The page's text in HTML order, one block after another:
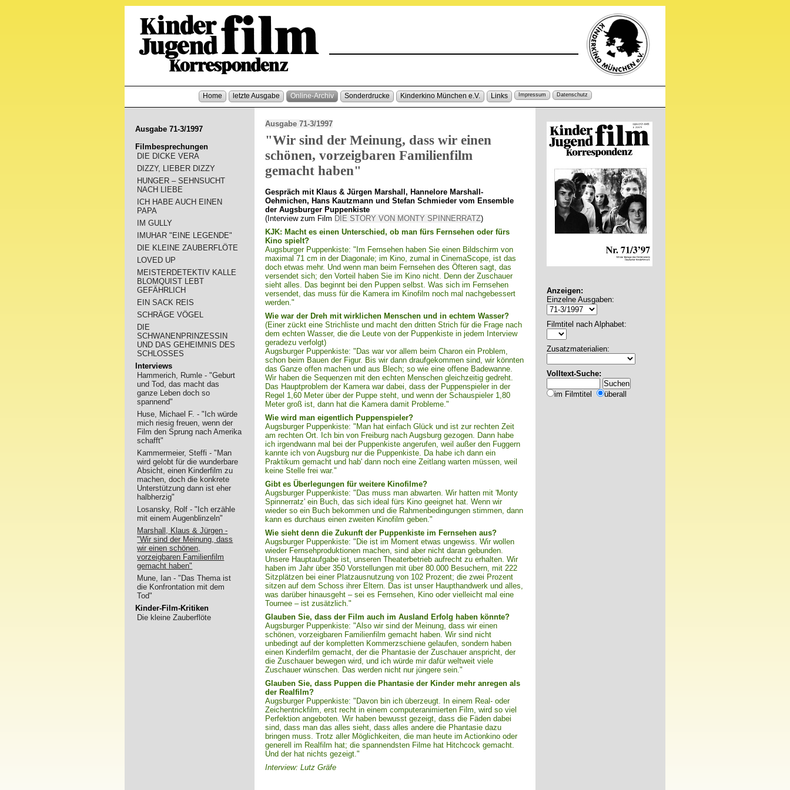
Home letzte Ausgabe Online-Archiv Sonderdrucke Kinderkino München e.V. Links Impressum Datenschutz
Ausgabe 71-3/1997
"Wir sind der Meinung, dass wir einen
schönen, vorzeigbaren Familienfilm
gemacht haben"
Gespräch mit Klaus & Jürgen Marshall, Hannelore Marshall-
Oehmichen, Hans Kautzmann und Stefan Schmieder vom Ensemble
der Augsburger Puppenkiste
(Interview zum Film DIE STORY VON MONTY SPINNERRATZ)
KJK: Macht es einen Unterschied, ob man fürs Fernsehen oder fürs
Kino spielt?
Augsburger Puppenkiste: "Im Fernsehen haben Sie einen Bildschirm von
maximal 71 cm in der Diagonale; im Kino, zumal in CinemaScope, ist das
doch etwas mehr. Und wenn man beim Fernsehen des Öfteren sagt, das
versendet sich; den Vorteil haben Sie im Kino nicht. Denn der Zuschauer
sieht alles. Das beginnt bei den Puppen selbst. Was sich im Fernsehen
versendet, das muss für die Kamera im Kinofilm noch mal nachgebessert
werden."
Wie war der Dreh mit wirklichen Menschen und in echtem Wasser?
(Einer zückt eine Strichliste und macht den dritten Strich für die Frage nach
dem echten Wasser, die die Leute von der Puppenkiste in jedem Interview
geradezu verfolgt)
Augsburger Puppenkiste: "Das war vor allem beim Charon ein Problem,
schon beim Bauen der Figur. Bis wir dann draufgekommen sind, wir könnten
das Ganze offen machen und aus Blech; so wie eine offene Badewanne.
Wir haben die Sequenzen mit den echten Menschen gleichzeitig gedreht.
Das Hauptproblem der Kamera war dabei, dass der Puppenspieler in der
Regel 1,60 Meter über der Puppe steht, und wenn der Schauspieler 1,80
Meter groß ist, dann hat die Kamera damit Probleme."
Wie wird man eigentlich Puppenspieler?
Augsburger Puppenkiste: "Man hat einfach Glück und ist zur rechten Zeit
am rechten Ort. Ich bin von Freiburg nach Augsburg gezogen. Dann habe
ich irgendwann mal bei der Puppenkiste angerufen, weil außer den Fuggern
kannte ich von Augsburg nur die Puppenkiste. Da habe ich dann ein
Praktikum gemacht und hab' dann noch eine Zeitlang warten müssen, weil
keine Stelle frei war."
Gibt es Überlegungen für weitere Kinofilme?
Augsburger Puppenkiste: "Das muss man abwarten. Wir hatten mit 'Monty
Spinnerratz' ein Buch, das sich ideal fürs Kino geeignet hat. Wenn wir
wieder so ein Buch bekommen und die Rahmenbedingungen stimmen, dann
kann es durchaus einen zweiten Kinofilm geben."
Wie sieht denn die Zukunft der Puppenkiste im Fernsehen aus?
Augsburger Puppenkiste: "Die ist im Moment etwas ungewiss. Wir wollen
wieder Fernsehproduktionen machen, sind aber nicht daran gebunden.
Unsere Hauptaufgabe ist, unseren Theaterbetrieb aufrecht zu erhalten. Wir
haben im Jahr über 350 Vorstellungen mit über 80.000 Besuchern, mit 222
Sitzplätzen bei einer Platzausnutzung von 102 Prozent; die zwei Prozent
sitzen auf dem Schoss ihrer Eltern. Das ist unser Haupthandwerk und alles,
was darüber hinausgeht – sei es Fernsehen, Kino oder vielleicht mal eine
Tournee – ist zusätzlich."
Glauben Sie, dass der Film auch im Ausland Erfolg haben könnte?
Augsburger Puppenkiste: "Also wir sind der Meinung, dass wir einen
schönen, vorzeigbaren Familienfilm gemacht haben. Wir sind nicht
unbedingt auf der kompletten Kommerzschiene gelaufen, sondern haben
einen Kinderfilm gemacht, der die Phantasie der Zuschauer anspricht, der
die Zuschauer bewegen wird, und ich würde mir dafür weltweit viele
Zuschauer wünschen. Das werden nicht nur jüngere sein."
Glauben Sie, dass Puppen die Phantasie der Kinder mehr anregen als
der Realfilm?
Augsburger Puppenkiste: "Davon bin ich überzeugt. In einem Real- oder
Zeichentrickfilm, erst recht in einem computeranimierten Film, wird so viel
Perfektion angeboten. Wir haben bewusst gezeigt, dass die Fäden dabei
sind, dass man das alles sieht, dass alles andere die Phantasie dazu
bringen muss. Trotz aller Möglichkeiten, die man heute im Actionkino oder
generell im Realfilm hat; die spannendsten Filme hat Hitchcock gemacht.
Und der hat nichts gezeigt."
Interview: Lutz Gräfe
Ausgabe 71-3/1997
Filmbesprechungen
DIE DICKE VERA
DIZZY, LIEBER DIZZY
HUNGER – SEHNSUCHT
NACH LIEBE
ICH HABE AUCH EINEN
PAPA
IM GULLY
IMUHAR "EINE LEGENDE"
DIE KLEINE ZAUBERFLÖTE
LOVED UP
MEISTERDETEKTIV KALLE
BLOMQUIST LEBT
GEFÄHRLICH
EIN SACK REIS
SCHRÄGE VÖGEL
DIE
SCHWANENPRINZESSIN
UND DAS GEHEIMNIS DES
SCHLOSSES
Interviews
Hammerich, Rumle - "Geburt
und Tod, das macht das
ganze Leben doch so
spannend"
Huse, Michael F. - "Ich würde
mich riesig freuen, wenn der
Film den Sprung nach Amerika
schafft"
Kammermeier, Steffi - "Man
wird gelobt für die wunderbare
Absicht, einen Kinderfilm zu
machen, doch die konkrete
Unterstützung dann ist eher
halbherzig"
Losansky, Rolf - "Ich erzähle
mit einem Augenblinzeln"
Marshall, Klaus & Jürgen -
"Wir sind der Meinung, dass
wir einen schönen,
vorzeigbaren Familienfilm
gemacht haben"
Mune, Ian - "Das Thema ist
die Konfrontation mit dem
Tod"
Kinder-Film-Kritiken
Die kleine Zauberflöte
Anzeigen:
Einzelne Ausgaben:
Filmtitel nach Alphabet:
Zusatzmaterialien:
Volltext-Suche:
im Filmtitel überall